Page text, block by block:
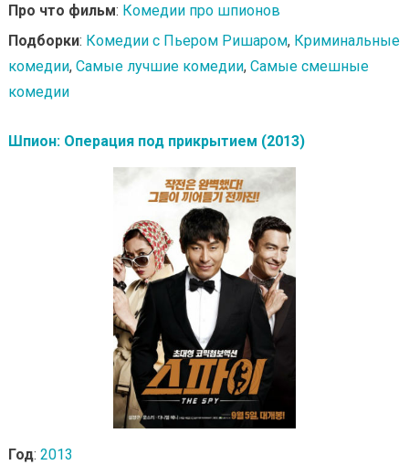
Про что фильм: Комедии про шпионов
Подборки: Комедии с Пьером Ришаром, Криминальные
комедии, Самые лучшие комедии, Самые смешные
комедии
Шпион: Операция под прикрытием (2013)
Год: 2013